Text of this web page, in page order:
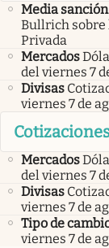
Media sanción
Bullrich sobre
Privada
Mercados
del viernes 7
Divisas
viernes 7 de
Mercados
del viernes 7
Divisas
viernes 7 de
Tipo de
viernes 7 de